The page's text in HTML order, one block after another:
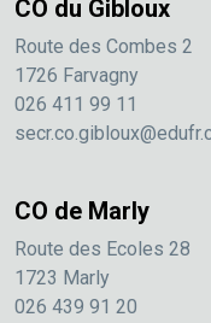
CO du Gibloux
Route des Combes 2
1726 Farvagny
026 411 99 11
CO de Marly
Route des Ecoles 28
1723 Marly
026 439 91 20